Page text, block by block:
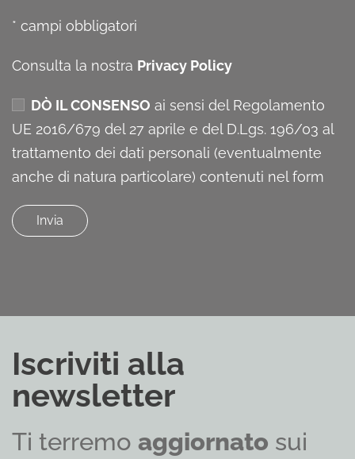
* campi obbligatori
Consulta la nostra Privacy Policy
DÒ IL CONSENSO ai sensi del Regolamento
UE 2016/679 del 27 aprile e del D.Lgs. 196/03 al
trattamento dei dati personali (eventualmente
anche di natura particolare) contenuti nel form
Iscriviti alla
newsletter
Ti terremo aggiornato sui